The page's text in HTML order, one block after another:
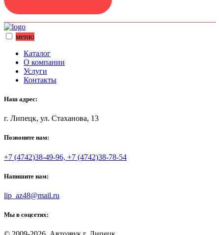
меню
Каталог
О компании
Услуги
Контакты
Наш адрес:
г. Липецк, ул. Стаханова, 13
Позвоните нам:
+7 (4742)38-49-96, +7 (4742)38-78-54
Напишите нам:
lip_az48@mail.ru
Мы в соцсетях: